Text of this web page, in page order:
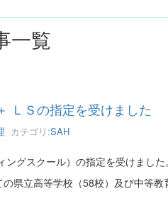
一覧
Ｓの指定を受けました
カテゴリ:SAH
グスクール）の指定を受けました
県立高等学校（58校）及び中等